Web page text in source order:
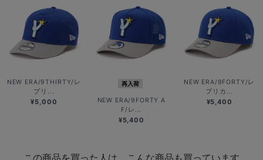
NEW ERA/9THIRTY/レ
プリ...
¥5,000
再入荷
NEW ERA/9FORTY A
F/レ...
¥5,400
NEW ERA/9FORTY/レ
プリカ...
¥5,400
この商品を買った人は、こんな商品も買っています